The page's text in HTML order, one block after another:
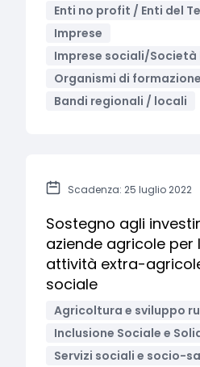
Enti no profit / Enti del
Imprese
Imprese sociali/
Organismi di formazione
Bandi regionali / locali
Scadenza: 25 luglio 2022
Sostegno agli
aziende agricole per
attività extra-
sociale
Agricoltura e sviluppo
Inclusione Sociale e
Servizi sociali e socio-